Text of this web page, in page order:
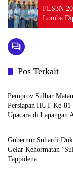
FLS3N
Lomba
Pos Terkait
Mamuju
Pemprov Sulbar
Persiapan HUT Ke-81
Upacara di Lapangan
Mamuju
Gubernur Suhardi
Gelar Kehormatan
Tappidena
Mamuju